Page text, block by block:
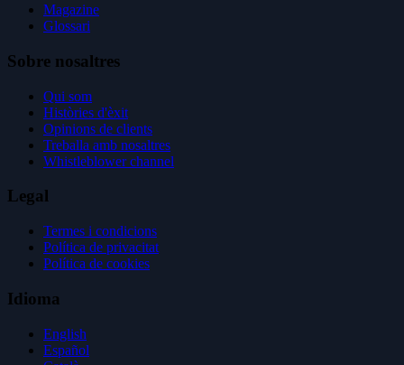
Magazine
Glossari
Sobre nosaltres
Qui som
Històries d'èxit
Opinions de clients
Treballa amb nosaltres
Whistleblower channel
Legal
Termes i condicions
Política de privacitat
Política de cookies
Idioma
English
Español